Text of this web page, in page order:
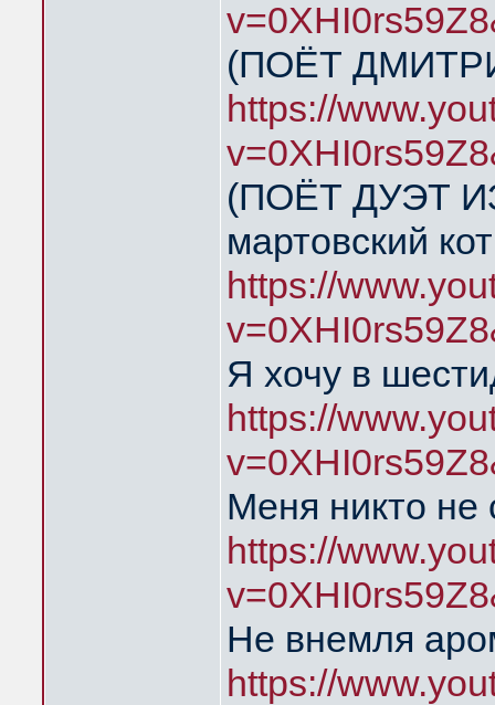
(ПОЁТ
https://
(ПОЁТ ДУЭТ
мартовский кот
https://
Я хочу в
https://
Меня никто
https://
Не внемля
https://